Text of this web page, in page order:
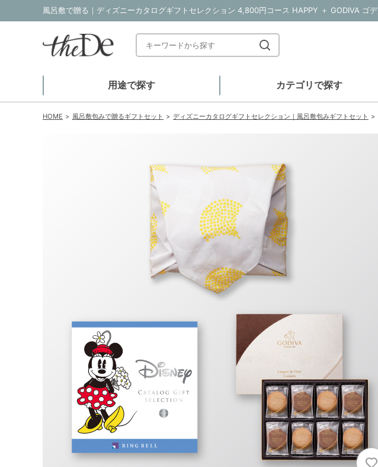
用途で探す カテゴリで探す
HOME 風呂敷包みで贈るギフトセット ディズニーカタログギフトセレクション｜風呂敷包みギフトセット